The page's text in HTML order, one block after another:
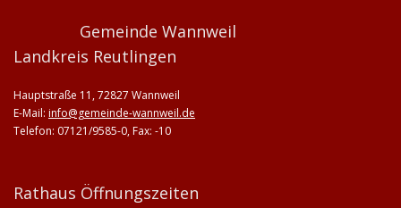
Gemeinde Wannweil
Landkreis Reutlingen
Hauptstraße 11, 72827 Wannweil
E-Mail: info@gemeinde-wannweil.de
Telefon: 07121/9585-0, Fax: -10
Rathaus Öffnungszeiten